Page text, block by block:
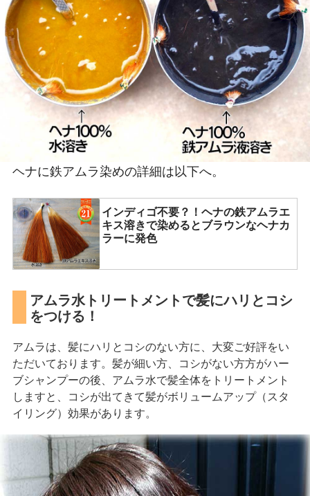
ヘナに鉄アムラ染めの詳細は以下へ。
インディゴ不要？！ヘナの鉄アムラエ
キス溶きで染めるとブラウンなヘナカ
ラーに発色
アムラ水トリートメントで髪にハリとコシ
をつける！
アムラは、髪にハリとコシのない方に、大変ご好評をい
ただいております。髪が細い方、コシがない方方がハー
ブシャンプーの後、アムラ水で髪全体をトリートメント
しますと、コシが出てきて髪がボリュームアップ（スタ
イリング）効果があります。